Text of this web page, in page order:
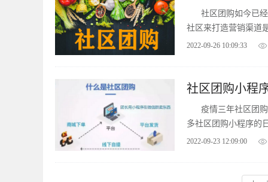
社区团购如今已
社区来打造营销渠道
那么社区团购小程序
2022-09-26 10:09:33
社区团购小程
疫情三年社区团
多社区团购小程序的
度，同时也吸引了大
2022-09-23 12:09:00